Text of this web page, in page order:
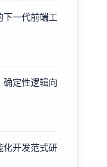
一代前端工
确定性逻辑向
化开发范式研